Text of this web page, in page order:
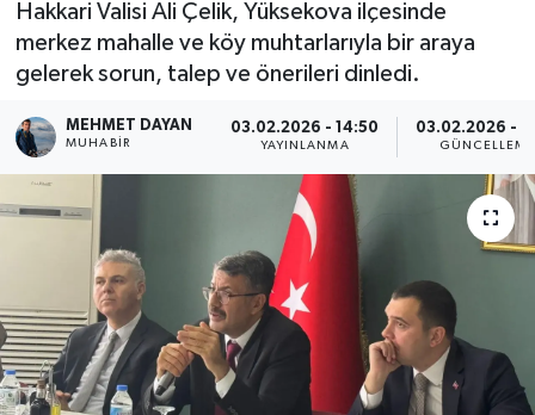
Hakkari Valisi Ali Çelik, Yüksekova ilçesinde
merkez mahalle ve köy muhtarlarıyla bir araya
gelerek sorun, talep ve önerileri dinledi.
MEHMET DAYAN
MUHABIR
03.02.2026 - 14:50
YAYINLANMA
03.02.2026 -
GÜNCELLEME
Gündem
Hakkari
Siyaset
Son Dakika
Teknoloji
Yaşam
Haber Arşivi